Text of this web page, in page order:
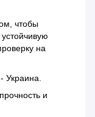
чтобы
на
Украина.
и